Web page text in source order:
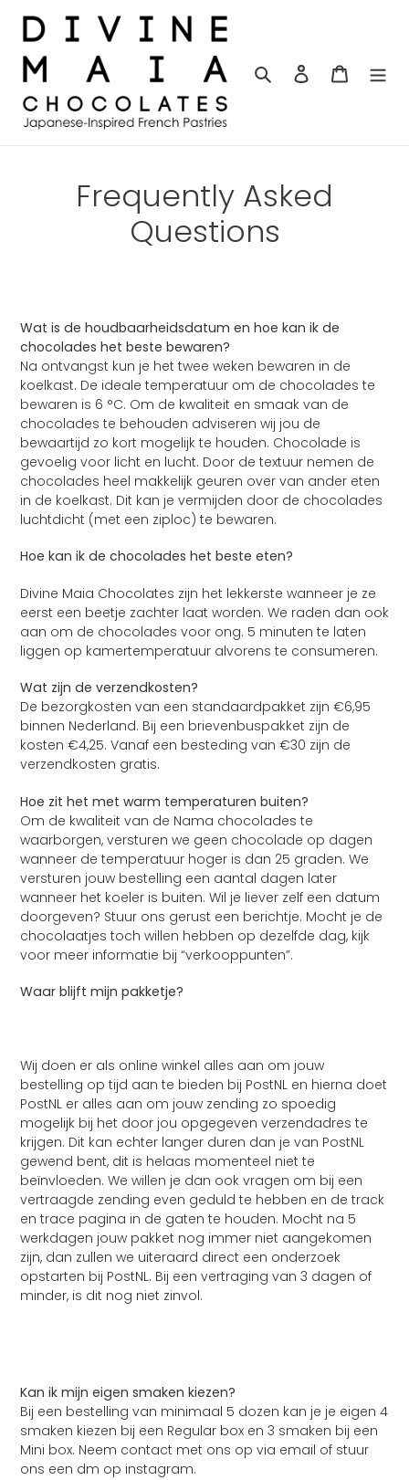
content
Zoeken Aanmelden
Frequently Asked
Questions
Wat is de houdbaarheidsdatum en hoe kan ik de
chocolades het beste bewaren?
Na ontvangst kun je het twee weken bewaren in de
koelkast. De ideale temperatuur om de chocolades te
bewaren is 6 °C. Om de kwaliteit en smaak van de
chocolades te behouden adviseren wij jou de
bewaartijd zo kort mogelijk te houden. Chocolade is
gevoelig voor licht en lucht. Door de textuur nemen de
chocolades heel makkelijk geuren over van ander eten
in de koelkast. Dit kan je vermijden door de chocolades
luchtdicht (met een ziploc) te bewaren.
Hoe kan ik de chocolades het beste eten?
Divine Maia Chocolates zijn het lekkerste wanneer je ze
eerst een beetje zachter laat worden. We raden dan ook
aan om de chocolades voor ong. 5 minuten te laten
liggen op kamertemperatuur alvorens te consumeren.
Wat zijn de verzendkosten?
De bezorgkosten van een standaardpakket zijn €6,95
binnen Nederland. Bij een brievenbuspakket zijn de
kosten €4,25. Vanaf een besteding van €30 zijn de
verzendkosten gratis.
Hoe zit het met warm temperaturen buiten?
Om de kwaliteit van de Nama chocolades te
waarborgen, versturen we geen chocolade op dagen
wanneer de temperatuur hoger is dan 25 graden. We
versturen jouw bestelling een aantal dagen later
wanneer het koeler is buiten. Wil je liever zelf een datum
doorgeven? Stuur ons gerust een berichtje. Mocht je de
chocolaatjes toch willen hebben op dezelfde dag, kijk
voor meer informatie bij “verkooppunten”.
Waar blijft mijn pakketje?
Wij doen er als online winkel alles aan om jouw
bestelling op tijd aan te bieden bij PostNL en hierna doet
PostNL er alles aan om jouw zending zo spoedig
mogelijk bij het door jou opgegeven verzendadres te
krijgen. Dit kan echter langer duren dan je van PostNL
gewend bent, dit is helaas momenteel niet te
beïnvloeden. We willen je dan ook vragen om bij een
vertraagde zending even geduld te hebben en de track
en trace pagina in de gaten te houden. Mocht na 5
werkdagen jouw pakket nog immer niet aangekomen
zijn, dan zullen we uiteraard direct een onderzoek
opstarten bij PostNL. Bij een vertraging van 3 dagen of
minder, is dit nog niet zinvol.
Kan ik mijn eigen smaken kiezen?
Bij een bestelling van minimaal 5 dozen kan je je eigen 4
smaken kiezen bij een Regular box en 3 smaken bij een
Mini box. Neem contact met ons op via email of stuur
ons een dm op instagram.